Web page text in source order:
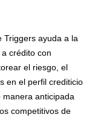
Triggers ayuda a la
crédito con
el riesgo, el
en el perfil crediticio
anticipada
competitivos de